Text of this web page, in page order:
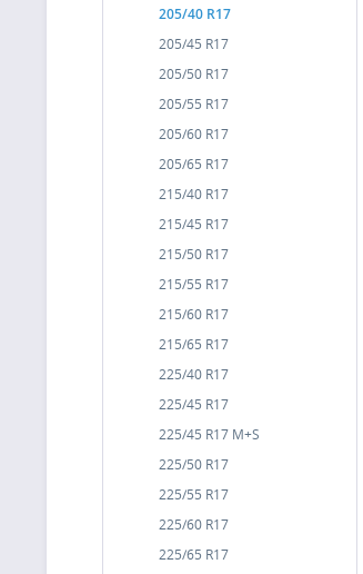
205/40 R17
205/45 R17
205/50 R17
205/55 R17
205/60 R17
205/65 R17
215/40 R17
215/45 R17
215/50 R17
215/55 R17
215/60 R17
215/65 R17
225/40 R17
225/45 R17
225/45 R17 M+S
225/50 R17
225/55 R17
225/60 R17
225/65 R17